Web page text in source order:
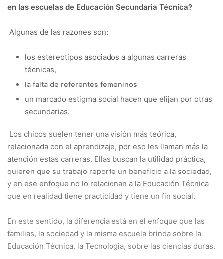
en las escuelas de Educación Secundaria Técnica?
Algunas de las razones son:
los estereotipos asociados a algunas carreras
técnicas,
la falta de referentes femeninos
un marcado estigma social hacen que elijan por otras
secundarias.
Los chicos suelen tener una visión más teórica,
relacionada con el aprendizaje, por eso les llaman más la
atención estas carreras. Ellas buscan la utilidad práctica,
quieren que su trabajo reporte un beneficio a la sociedad,
y en ese enfoque no lo relacionan a la Educación Técnica
que en realidad tiene practicidad y tiene un fin social.
En este sentido, la diferencia está en el enfoque que las
familias, la sociedad y la misma escuela brinda sobre la
Educación Técnica, la Tecnologia, sobre las ciencias duras.